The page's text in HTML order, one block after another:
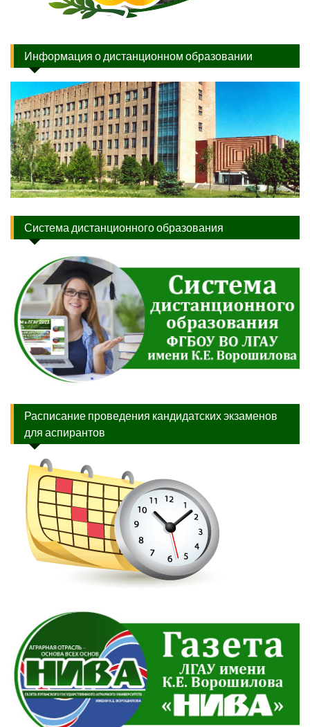
Информация о дистанционном образовании
Система дистанционного образования
Расписание проведения кандидатских экзаменов
для аспирантов